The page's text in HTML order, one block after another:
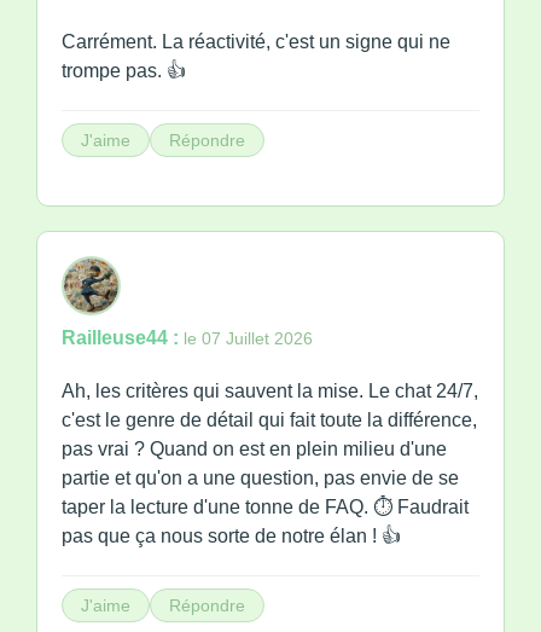
Carrément. La réactivité, c'est un signe qui ne
trompe pas. 👍
J'aime Répondre
Railleuse44 : le 07 Juillet 2026
Ah, les critères qui sauvent la mise. Le chat 24/7,
c'est le genre de détail qui fait toute la différence,
pas vrai ? Quand on est en plein milieu d'une
partie et qu'on a une question, pas envie de se
taper la lecture d'une tonne de FAQ. ⏱️ Faudrait
pas que ça nous sorte de notre élan ! 👍
J'aime Répondre